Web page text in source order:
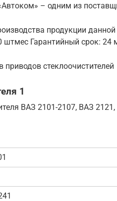
– одним из
продукции
штмес Гарантийный срок: 24
стеклоочистителей
1
ВАЗ 2101-2107, ВАЗ